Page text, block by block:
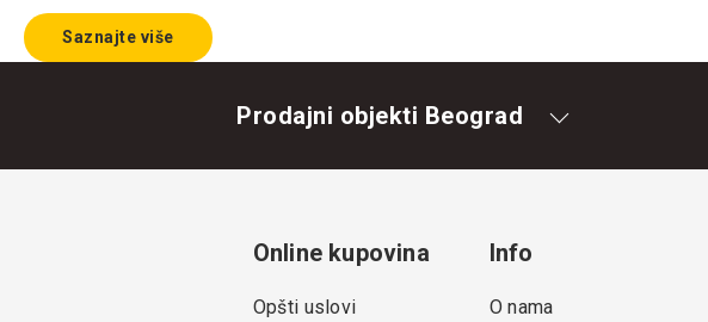
Saznajte više
Prodajni objekti Beograd
Online kupovina
Opšti uslovi
Info
O nama